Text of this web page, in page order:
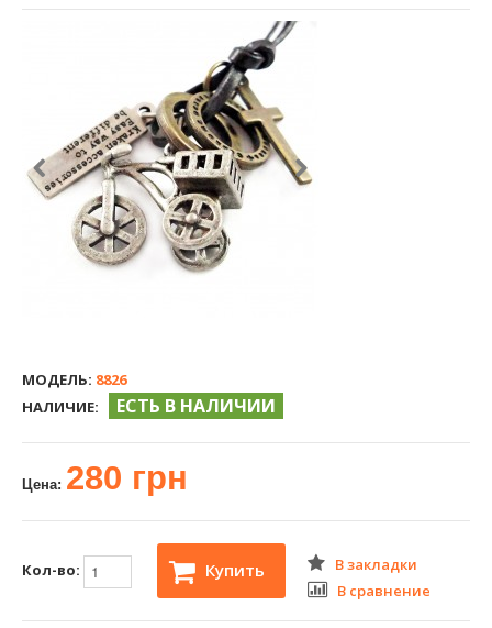
МОДЕЛЬ: 8826
НАЛИЧИЕ:
ЕСТЬ В НАЛИЧИИ
Цена: 280 грн
Кол-во: Купить
В закладки
В сравнение